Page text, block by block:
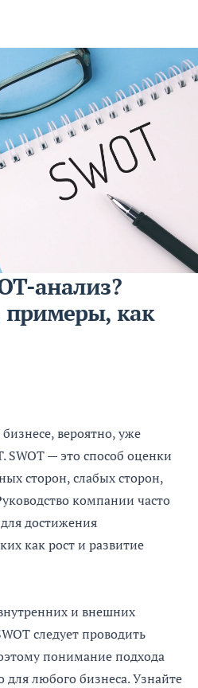
анализ?
примеры, как
вероятно, уже
SWOT — это способ оценки
сторон, слабых сторон,
компании часто
достижения
как рост и развитие
и внешних
следует проводить
понимание подхода
для любого бизнеса. Узнайте